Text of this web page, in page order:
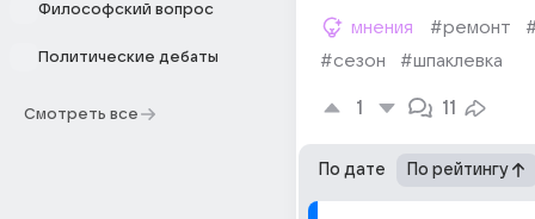
Философский вопрос
Политические дебаты
Смотреть все
мнения #ремонт
#сезон
#шпаклевка
1 11
По дате По рейтингу